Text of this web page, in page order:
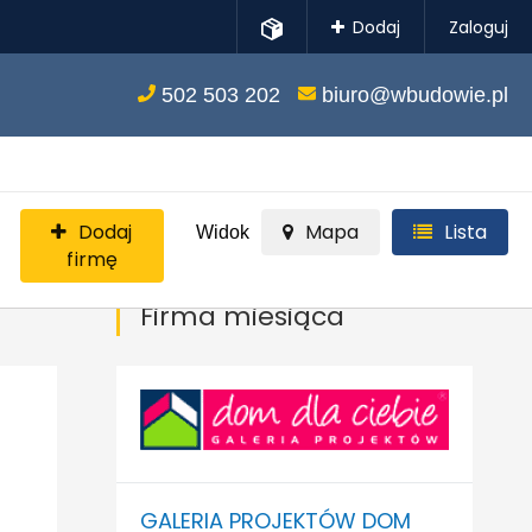
Dodaj Zaloguj
502 503 202 biuro@wbudowie.pl
Dodaj
firmę
Widok Mapa Lista
Firma miesiąca
GALERIA PROJEKTÓW DOM